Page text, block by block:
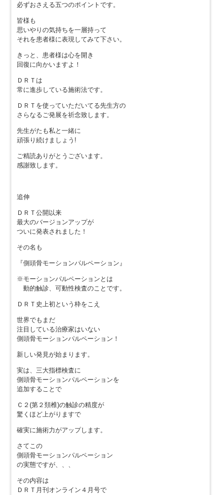
必ずおさえる五つのポイントです。
皆様も
思いやりの気持ちを一層持って
それを患者様に表現してみて下さい。
きっと、患者様は心を開き
回復に向かいますよ！
ＤＲＴは
常に進歩している施術法です。
ＤＲＴを使っていただいてる先生方の
さらなるご発展を祈念致します。
先生がたも私と一緒に
頑張り続けましょう!
ご精読ありがとうございます。
感謝致します。
追伸
ＤＲＴ公開以来
最大のバージョンアップが
ついに発表されました！
その名も
『側頭骨モーションパルペーション』
※モーションパルペーションとは
動的触診、可動性検査のことです。
ＤＲＴ史上初という枠をこえ
世界でもまだ
注目している治療家はいない
側頭骨モーションパルペーション！
新しい発見が始まります。
実は、三大指標検査に
側頭骨モーションパルペーションを
追加することで
Ｃ２(第２頚椎)の触診の精度が
驚くほど上がりますで
確実に施術力がアップします。
さてこの
側頭骨モーションパルペーション
の実態ですが、、、
その内容は
ＤＲＴ月刊オンライン４月号で